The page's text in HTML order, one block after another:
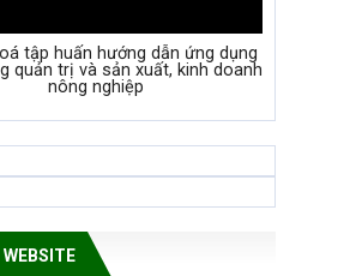
tập huấn hướng dẫn ứng dụng
quản trị và sản xuất, kinh doanh
nông nghiệp
WEBSITE